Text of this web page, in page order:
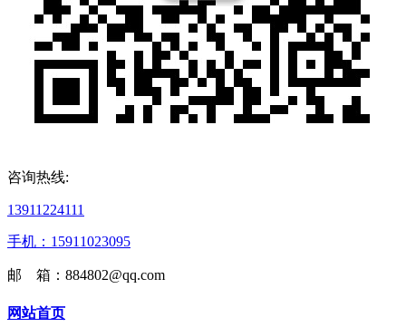
咨询热线:
13911224111
手机：15911023095
邮 箱：884802@qq.com
网站首页